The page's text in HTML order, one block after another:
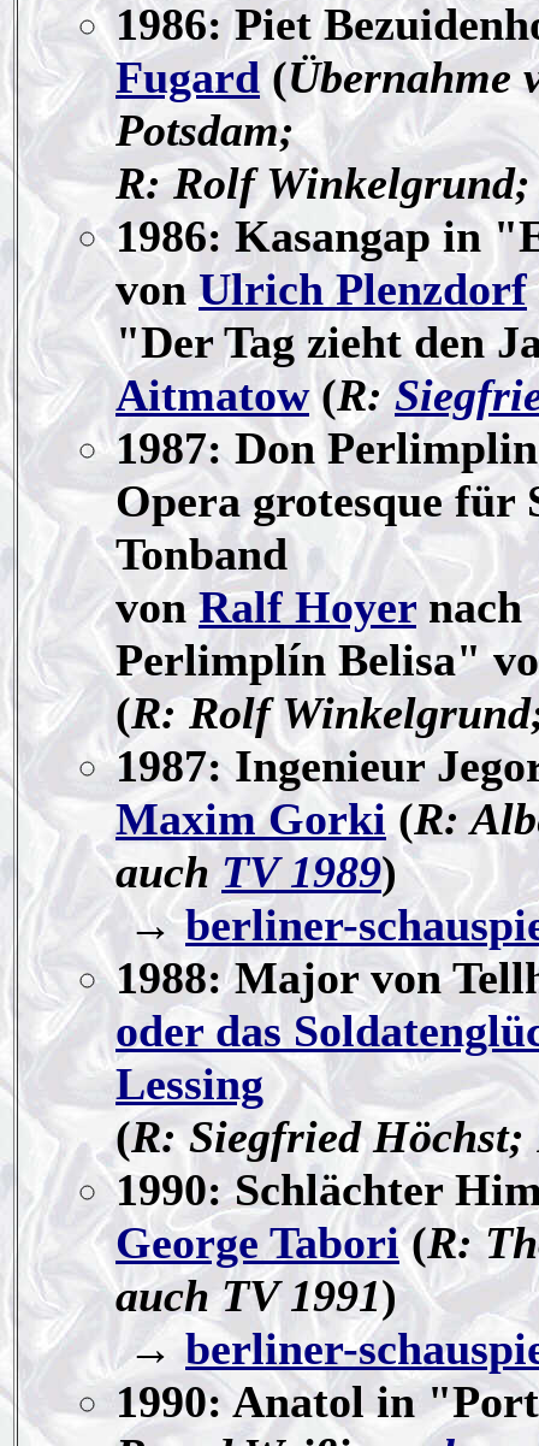
1986: Piet
Fugard(Übernahme
Potsdam;
R: Rolf
1986: Kasangap in
vonUlrich Plenzdorf
"Der Tag zieht den
Aitmatow(R:
1987: Don
Opera grotesque für
Tonband
vonRalf Hoyernach
Perlimplín Belisa"
(R: Rolf
1987: Ingenieur
Maxim Gorki (R:
auchTV 1989)
→berliner-
1988: Major von
oder das
Lessing
(R: Siegfried Höchst;
1990: Schlächter
George Tabori(R:
auch TV 1991)
→berliner-
1990: Anatol in